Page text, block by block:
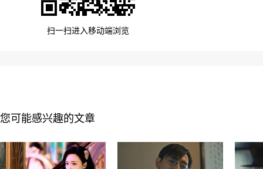
扫一扫进入移动端浏览
您可能感兴趣的文章